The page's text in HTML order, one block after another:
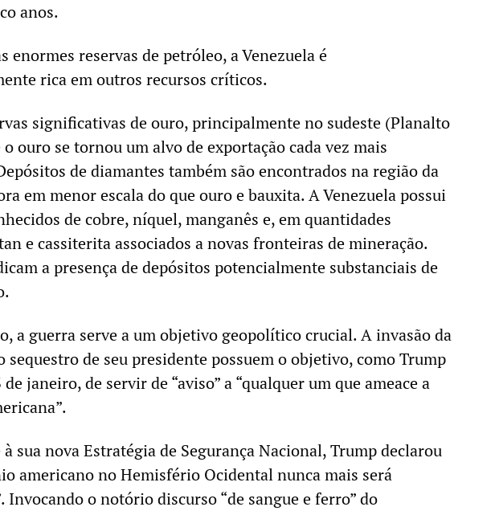
anos.
enormes reservas de petróleo, a Venezuela é
rica em outros recursos críticos.
significativas de ouro, principalmente no sudeste (Planalto
o ouro se tornou um alvo de exportação cada vez mais
de diamantes também são encontrados na região da
em menor escala do que ouro e bauxita. A Venezuela possui
de cobre, níquel, manganês e, em quantidades
e cassiterita associados a novas fronteiras de mineração.
a presença de depósitos potencialmente substanciais de
a guerra serve a um objetivo geopolítico crucial. A invasão da
sequestro de seu presidente possuem o objetivo, como Trump
janeiro, de servir de “aviso” a “qualquer um que ameace a
sua nova Estratégia de Segurança Nacional, Trump declarou
americano no Hemisfério Ocidental nunca mais será
Invocando o notório discurso “de sangue e ferro” do